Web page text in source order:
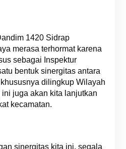
1420 Sidrap
merasa terhormat karena
sebagai Inspektur
bentuk sinergitas antara
dilingkup Wilayah
juga akan kita lanjutkan
kecamatan.
sinergitas kita ini, segala